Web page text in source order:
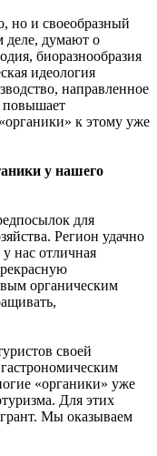
но и своеобразный
деле, думают о
биоразнообразия
идеология
направленное
повышает
к этому уже
у нашего
для
Регион удачно
нас отличная
органическим
своей
«органики» уже
Для этих
Мы оказываем